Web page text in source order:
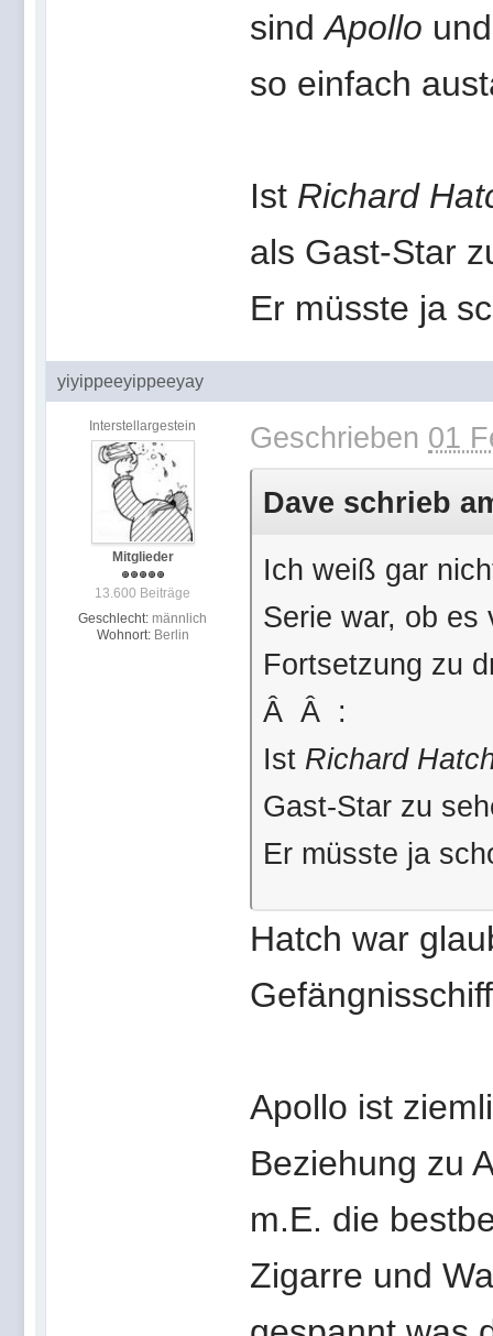
sindApollo
so einfach
Ist Richard
als Gast-Star
Er müsste ja
yiyippeeyippeeyay
Interstellargestein
Mitglieder
13.600 Beiträge
Geschlecht: männlich
Wohnort: Berlin
Geschrieben 01
Dave schrieb
Ich weiß gar
Serie war, ob es
Fortsetzung zu
Â Â :
Ist Richard
Gast-Star zu
Er müsste ja
Hatch war
Apollo ist
Beziehung zu
m.E. die
Zigarre und